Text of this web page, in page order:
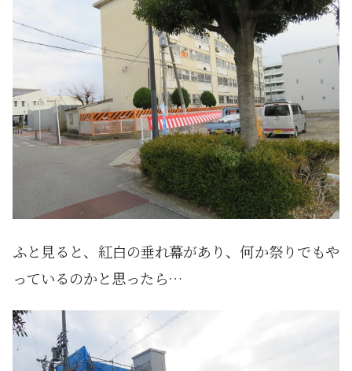
ふと見ると、紅白の垂れ幕があり、何か祭りでもや
っているのかと思ったら…